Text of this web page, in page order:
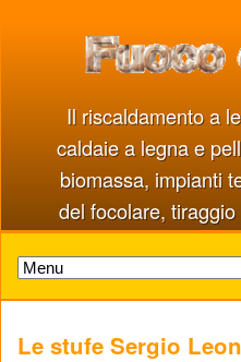
Il riscaldamento a
caldaie a legna e
biomassa, impianti
del focolare,
Le stufe Sergio